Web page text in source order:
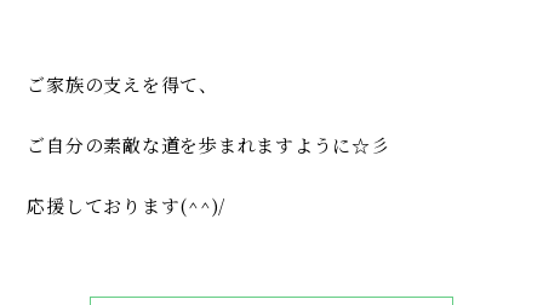
ご家族の支えを得て、
ご自分の素敵な道を歩まれますように☆彡
応援しております(^^)/